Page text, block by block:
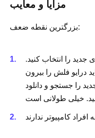
مزایا و معایب
بزرگترین نقطه ضعف:
را انتخاب کنید.
درایو فلش را بیرون
را جستجو و دانلود